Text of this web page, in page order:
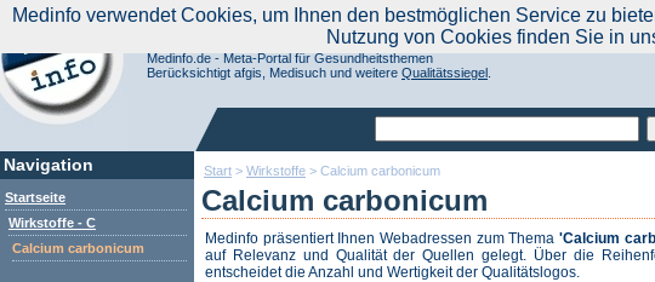
Start > Wirkstoffe > Calcium carbonicum
Calcium carbonicum
Medinfo präsentiert Ihnen Webadressen zum Thema 'Calcium
auf Relevanz und Qualität der Quellen gelegt. Über die
entscheidet die Anzahl und Wertigkeit der Qualitätslogos.
Navigation
Startseite
Wirkstoffe - C
Calcium carbonicum
Aktuelle Nachrichten|Nachrichtentrend | werben
Suchen Sie noch oder Finden Sie schon?
Medinfo.de - Meta-Portal für Gesundheitsthemen
Berücksichtigt afgis, Medisuch und weitere Qualitätssiegel
Medinfo verwendet Cookies, um Ihnen den bestmöglichen Service zu
Nutzung von Cookies finden Sie in